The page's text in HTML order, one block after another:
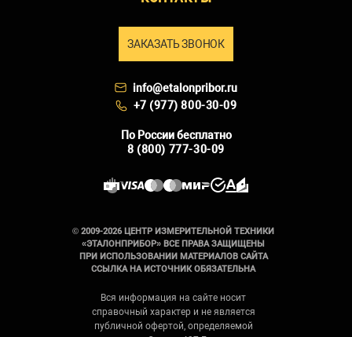
ЗАКАЗАТЬ ЗВОНОК
info@etalonpribor.ru
+7 (977) 800-30-09
По России бесплатно
8 (800) 777-30-09
© 2009-2026 ЦЕНТР ИЗМЕРИТЕЛЬНОЙ ТЕХНИКИ
«ЭТАЛОНПРИБОР» ВСЕ ПРАВА ЗАЩИЩЕНЫ
ПРИ ИСПОЛЬЗОВАНИИ МАТЕРИАЛОВ САЙТА
ССЫЛКА НА ИСТОЧНИК ОБЯЗАТЕЛЬНА
Вся информация на сайте носит
справочный характер и не является
публичной офертой, определяемой